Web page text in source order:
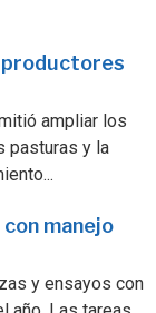
productores
ampliar los
pasturas y la
manejo
y ensayos con